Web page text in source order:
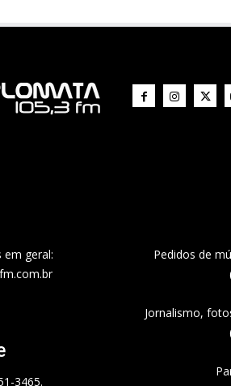
em geral:
3465.
Pedidos de
Jornalismo,